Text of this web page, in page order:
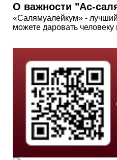
О важности "Ас-
«Салямуалейкум» -
можете даровать